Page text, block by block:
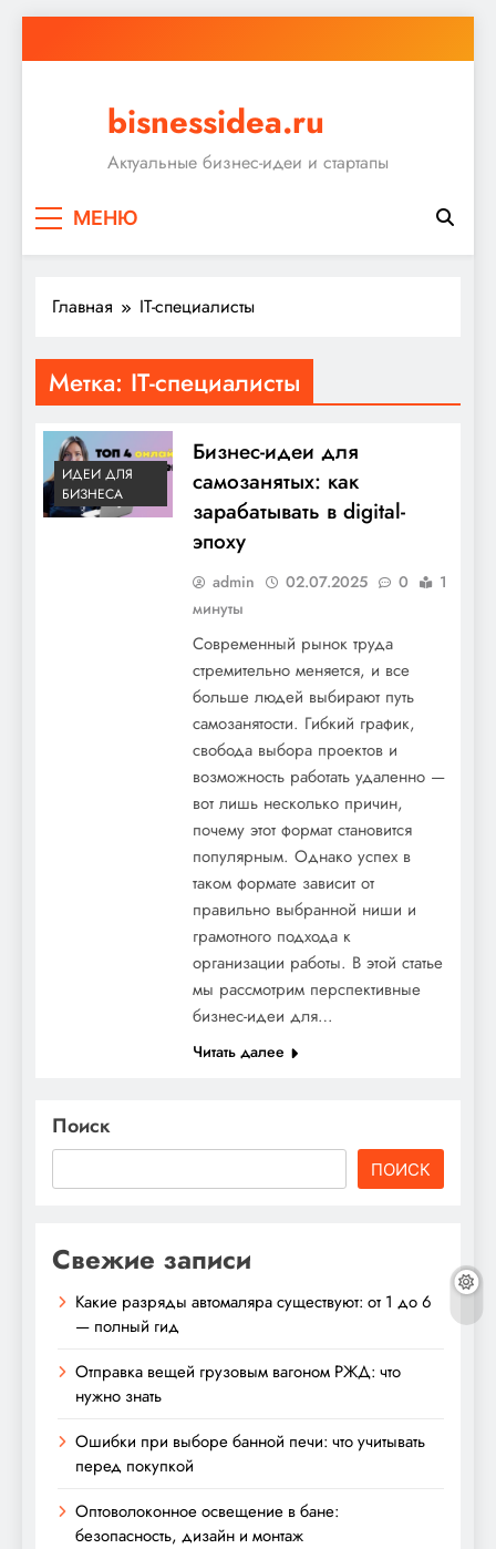
к
bisnessidea.ru
Актуальные бизнес-идеи и стартапы
МЕНЮ
Главная IT-специалисты
Метка: IT-специалисты
ИДЕИ ДЛЯ
БИЗНЕСА
Бизнес-идеи для
самозанятых: как
зарабатывать в digital-
эпоху
admin 02.07.2025 0
1
минуты
Современный рынок труда
стремительно меняется, и все
больше людей выбирают путь
самозанятости. Гибкий график,
свобода выбора проектов и
возможность работать удаленно —
вот лишь несколько причин,
почему этот формат становится
популярным. Однако успех в
таком формате зависит от
правильно выбранной ниши и
грамотного подхода к
организации работы. В этой статье
мы рассмотрим перспективные
бизнес-идеи для…
Читать далее
Поиск
ПОИСК
Свежие записи
Какие разряды автомаляра существуют: от 1 до 6
— полный гид
Отправка вещей грузовым вагоном РЖД: что
нужно знать
Ошибки при выборе банной печи: что учитывать
перед покупкой
Оптоволоконное освещение в бане:
безопасность, дизайн и монтаж